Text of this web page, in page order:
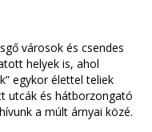
városok és csendes
helyek is, ahol
egykor élettel teliek
utcák és hátborzongató
a múlt árnyai közé.